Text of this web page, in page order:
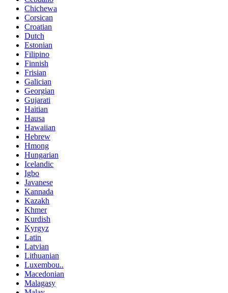
Chichewa
Corsican
Croatian
Dutch
Estonian
Filipino
Finnish
Frisian
Galician
Georgian
Gujarati
Haitian
Hausa
Hawaiian
Hebrew
Hmong
Hungarian
Icelandic
Igbo
Javanese
Kannada
Kazakh
Khmer
Kurdish
Kyrgyz
Latin
Latvian
Lithuanian
Luxembou..
Macedonian
Malagasy